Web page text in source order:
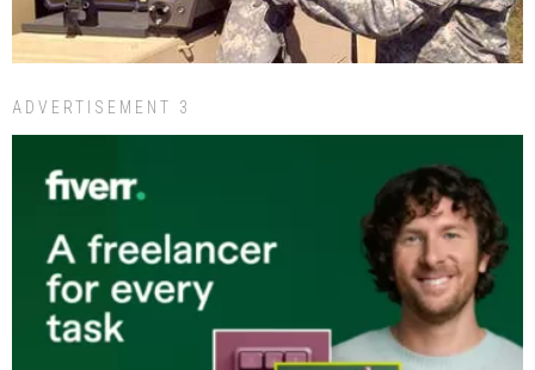
ADVERTISEMENT 3